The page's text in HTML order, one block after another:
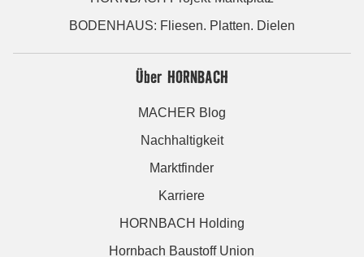
BODENHAUS: Fliesen. Platten. Dielen
Über HORNBACH
MACHER Blog
Nachhaltigkeit
Marktfinder
Karriere
HORNBACH Holding
Hornbach Baustoff Union